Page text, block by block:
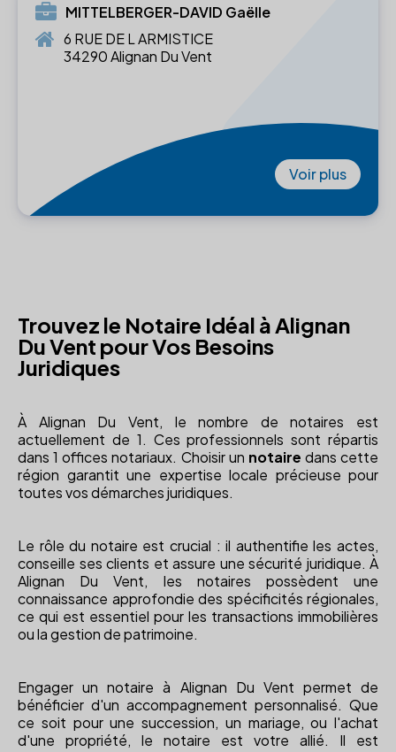
MITTELBERGER-DAVID Gaëlle
6 RUE DE L ARMISTICE
34290 Alignan Du Vent
Voir plus
Trouvez le Notaire Idéal à Alignan
Du Vent pour Vos Besoins
Juridiques
À Alignan Du Vent, le nombre de notaires est
actuellement de 1. Ces professionnels sont répartis
dans 1 offices notariaux. Choisir un notaire dans cette
région garantit une expertise locale précieuse pour
toutes vos démarches juridiques.
Le rôle du notaire est crucial : il authentifie les actes,
conseille ses clients et assure une sécurité juridique. À
Alignan Du Vent, les notaires possèdent une
connaissance approfondie des spécificités régionales,
ce qui est essentiel pour les transactions immobilières
ou la gestion de patrimoine.
Engager un notaire à Alignan Du Vent permet de
bénéficier d'un accompagnement personnalisé. Que
ce soit pour une succession, un mariage, ou l'achat
d'une propriété, le notaire est votre allié. Il est